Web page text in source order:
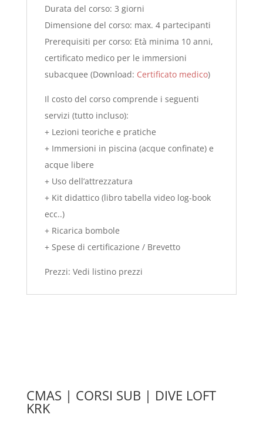
Durata del corso: 3 giorni
Dimensione del corso: max. 4 partecipanti
Prerequisiti per corso: Età minima 10 anni,
certificato medico per le immersioni
subacquee (Download: Certificato medico)
Il costo del corso comprende i seguenti
servizi (tutto incluso):
+ Lezioni teoriche e pratiche
+ Immersioni in piscina (acque confinate) e
acque libere
+ Uso dell’attrezzatura
+ Kit didattico (libro tabella video log-book
ecc..)
+ Ricarica bombole
+ Spese di certificazione / Brevetto
Prezzi: Vedi listino prezzi
CMAS | CORSI SUB | DIVE LOFT
KRK